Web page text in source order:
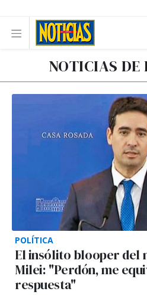
NOTICIAS DE
POLÍTICA
El insólito blooper del
Milei: "Perdón, me
respuesta"